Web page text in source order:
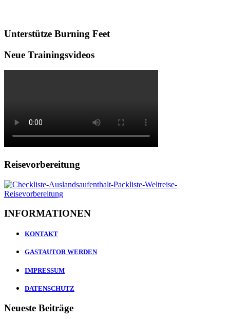
Unterstütze Burning Feet
Neue Trainingsvideos
Reisevorbereitung
INFORMATIONEN
KONTAKT
GASTAUTOR WERDEN
IMPRESSUM
DATENSCHUTZ
Neueste Beiträge